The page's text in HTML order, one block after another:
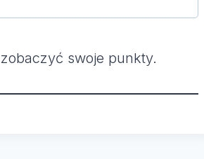
swoje punkty.